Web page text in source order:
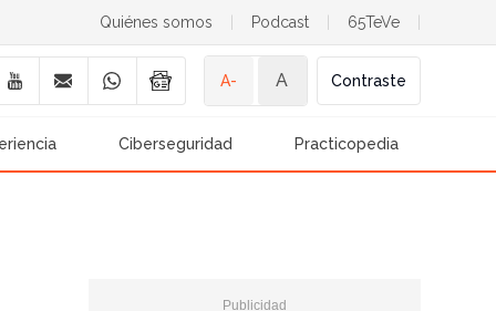
Quiénes somos Podcast 65TeVe
A- A Contraste
Ciberseguridad Practicopedia